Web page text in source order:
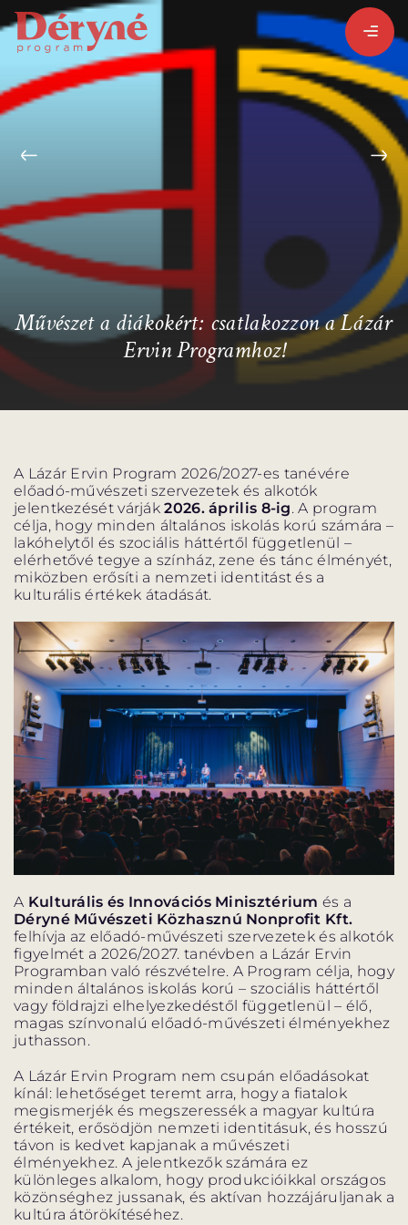
REGISZTRÁLOK
PROGRAMOK
PROGRAM
PROGRAM
ALPROGRAMOK
ORSZÁGJÁRÁS VÁNDORSZÍNHÁZ
VITÉZ LÁSZLÓ
BARANGOLÓ NE BÁNTS VILÁG
DÉRYNÉ TÁRSULAT
PROJEKTEK
DRÁMA E-LEARNING
SZÍNHÁZ
MINDENKINEK
WEBSHOP
KÖZREMŰKÖDŐK:
STÁB
Művészet a diákokért: csatlakozzon a Lázár
Ervin Programhoz!
A Lázár Ervin Program 2026/2027-es tanévére
előadó-művészeti szervezetek és alkotók
jelentkezését várják2026. április 8-ig. A program
célja, hogy minden általános iskolás korú számára –
lakóhelytől és szociális háttértől függetlenül –
elérhetővé tegye a színház, zene és tánc élményét,
miközben erősíti a nemzeti identitást és a
kulturális értékek átadását.
A Kulturális és Innovációs Minisztérium és a
Déryné Művészeti Közhasznú Nonprofit Kft.
felhívja az előadó-művészeti szervezetek és alkotók
figyelmét a 2026/2027. tanévben a Lázár Ervin
Programban való részvételre. A Program célja, hogy
minden általános iskolás korú – szociális háttértől
vagy földrajzi elhelyezkedéstől függetlenül – élő,
magas színvonalú előadó-művészeti élményekhez
juthasson.
A Lázár Ervin Program nem csupán előadásokat
kínál: lehetőséget teremt arra, hogy a fiatalok
megismerjék és megszeressék a magyar kultúra
értékeit, erősödjön nemzeti identitásuk, és hosszú
távon is kedvet kapjanak a művészeti
élményekhez. A jelentkezők számára ez
különleges alkalom, hogy produkcióikkal országos
közönséghez jussanak, és aktívan hozzájáruljanak a
kultúra átörökítéséhez.